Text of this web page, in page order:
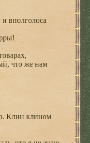
вполголоса
что же нам
Клин клином